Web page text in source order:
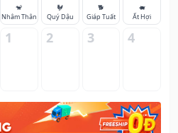
🐒
Nhâm Thân
🐓
Quý Dậu
🐕
Giáp Tuất
🐖
Ất Hợi
1 2 3 4